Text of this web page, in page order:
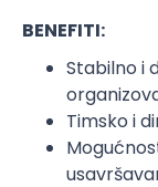
BENEFITI:
Stabilno i
Timsko i